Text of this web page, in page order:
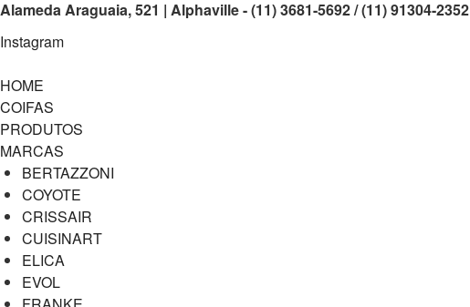
Alameda Araguaia, 521 | Alphaville - (11) 3681-5692 / (11) 91304-2352
Instagram
HOME
COIFAS
PRODUTOS
MARCAS
BERTAZZONI
COYOTE
CRISSAIR
CUISINART
ELICA
EVOL